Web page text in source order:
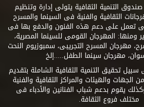
التنمية الثقافية يتولى إدارة وتنظيم
الثقافية والفنية فى السينما والمسرح
تعمل على دعم هذه الفنون والدفع بها فى
ومنها: المهرجان القومى للسينما المصرية،
مهرجان المسرح التجريبى، سمبوزيوم النحت
مهرجان سينما الطفل.....إلخ
تحقيق التنمية الثقافية الشاملة بتقديم
الجهات والهيئات والمراكز الثقافية والفنية
يقوم بدعم شباب الفنانين والأدباء فى
مختلف فروع الثقافة.